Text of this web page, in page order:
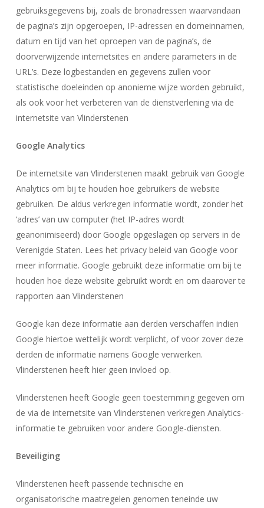
gebruiksgegevens bij, zoals de bronadressen waarvandaan
de pagina’s zijn opgeroepen, IP-adressen en domeinnamen,
datum en tijd van het oproepen van de pagina’s, de
doorverwijzende internetsites en andere parameters in de
URL’s. Deze logbestanden en gegevens zullen voor
statistische doeleinden op anonieme wijze worden gebruikt,
als ook voor het verbeteren van de dienstverlening via de
internetsite van Vlinderstenen
Google Analytics
De internetsite van Vlinderstenen maakt gebruik van Google
Analytics om bij te houden hoe gebruikers de website
gebruiken. De aldus verkregen informatie wordt, zonder het
‘adres’ van uw computer (het IP-adres wordt
geanonimiseerd) door Google opgeslagen op servers in de
Verenigde Staten. Lees het privacy beleid van Google voor
meer informatie. Google gebruikt deze informatie om bij te
houden hoe deze website gebruikt wordt en om daarover te
rapporten aan Vlinderstenen
Google kan deze informatie aan derden verschaffen indien
Google hiertoe wettelijk wordt verplicht, of voor zover deze
derden de informatie namens Google verwerken.
Vlinderstenen heeft hier geen invloed op.
Vlinderstenen heeft Google geen toestemming gegeven om
de via de internetsite van Vlinderstenen verkregen Analytics-
informatie te gebruiken voor andere Google-diensten.
Beveiliging
Vlinderstenen heeft passende technische en
organisatorische maatregelen genomen teneinde uw